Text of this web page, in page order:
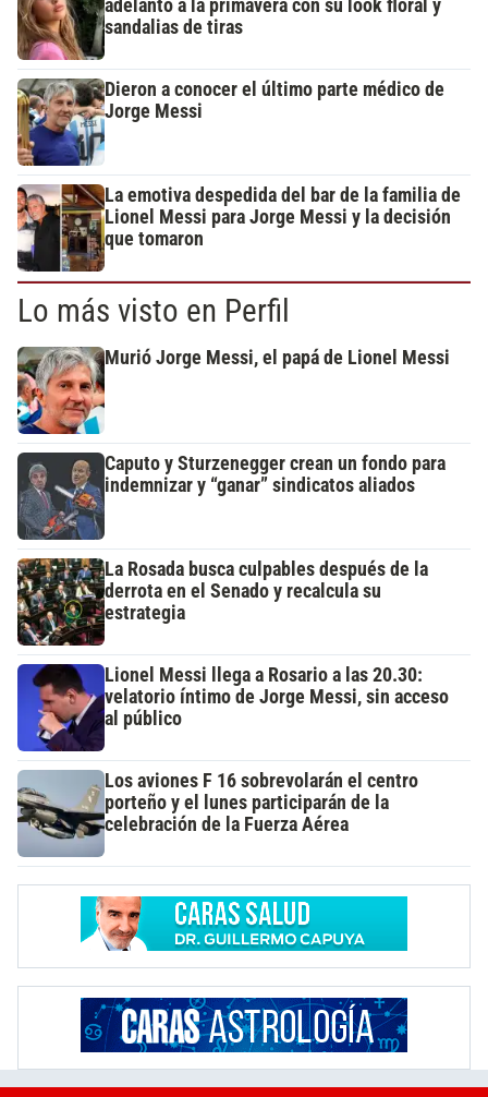
adelantó a la primavera con su look floral y
sandalias de tiras
Dieron a conocer el último parte médico de
Jorge Messi
La emotiva despedida del bar de la familia de
Lionel Messi para Jorge Messi y la decisión
que tomaron
Lo más visto en Perfil
Murió Jorge Messi, el papá de Lionel Messi
Caputo y Sturzenegger crean un fondo para
indemnizar y “ganar” sindicatos aliados
La Rosada busca culpables después de la
derrota en el Senado y recalcula su
estrategia
Lionel Messi llega a Rosario a las 20.30:
velatorio íntimo de Jorge Messi, sin acceso
al público
Los aviones F 16 sobrevolarán el centro
porteño y el lunes participarán de la
celebración de la Fuerza Aérea